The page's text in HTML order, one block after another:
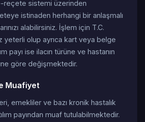
reçete sistemi üzerinden
istinaden herhangi bir anlaşmalı
alabilirsiniz. İşlem için T.C.
yeterli olup ayrıca kart veya belge
payı ise ilacın türüne ve hastanın
göre değişmektedir.
Muafiyet
emekliler ve bazı kronik hastalık
payından muaf tutulabilmektedir.